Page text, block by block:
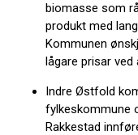
biomasse som
produkt med
Kommunen
lågare prisar
Indre Østfold
fylkeskommune
Rakkestad